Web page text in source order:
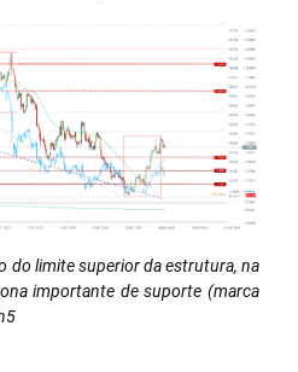
do limite superior da estrutura, na
importante de suporte (marca